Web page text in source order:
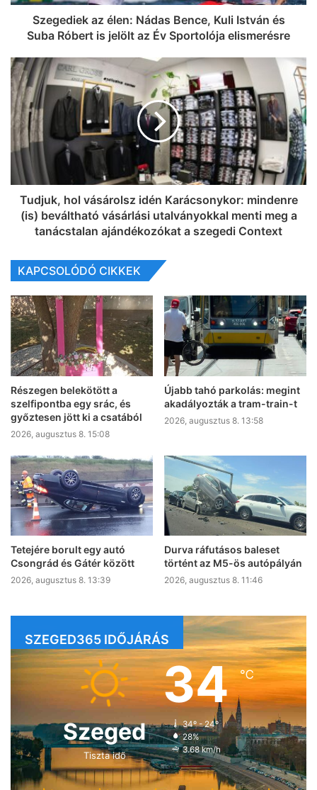
Szegediek az élen: Nádas Bence, Kuli István és
Suba Róbert is jelölt az Év Sportolója elismerésre
Tudjuk, hol vásárolsz idén Karácsonykor: mindenre
(is) beváltható vásárlási utalványokkal menti meg a
tanácstalan ajándékozókat a szegedi Context
KAPCSOLÓDÓ CIKKEK
Részegen belekötött a
szelfipontba egy srác, és
győztesen jött ki a csatából
2026, augusztus 8. 15:08
Újabb tahó parkolás: megint
akadályozták a tram-train-t
2026, augusztus 8. 13:58
Tetejére borult egy autó
Csongrád és Gátér között
2026, augusztus 8. 13:39
Durva ráfutásos baleset
történt az M5-ös autópályán
2026, augusztus 8. 11:46
SZEGED365 IDŐJÁRÁS
Szeged
Tiszta idő
34℃
34º - 24º
28%
3.68 km/h